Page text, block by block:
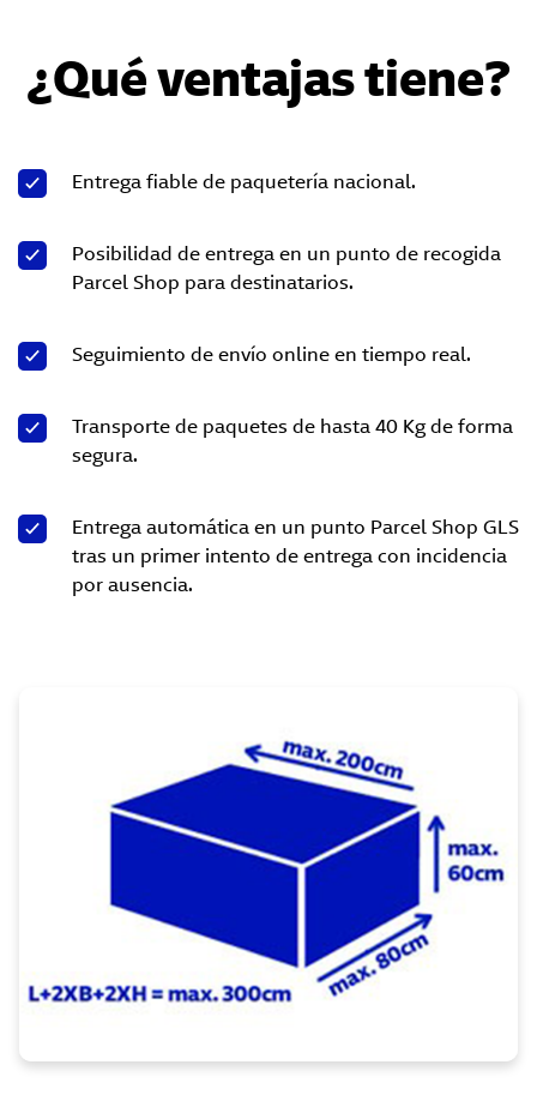
¿Qué ventajas tiene?
Entrega fiable de paquetería nacional.
Posibilidad de entrega en un punto de recogida
Parcel Shop para destinatarios.
Seguimiento de envío online en tiempo real.
Transporte de paquetes de hasta 40 Kg de forma
segura.
Entrega automática en un punto Parcel Shop GLS
tras un primer intento de entrega con incidencia
por ausencia.